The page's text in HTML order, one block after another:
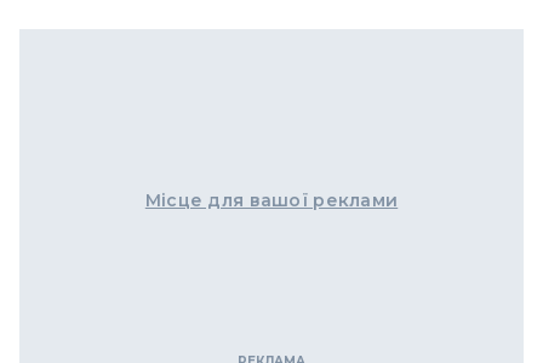
Місце для вашої реклами